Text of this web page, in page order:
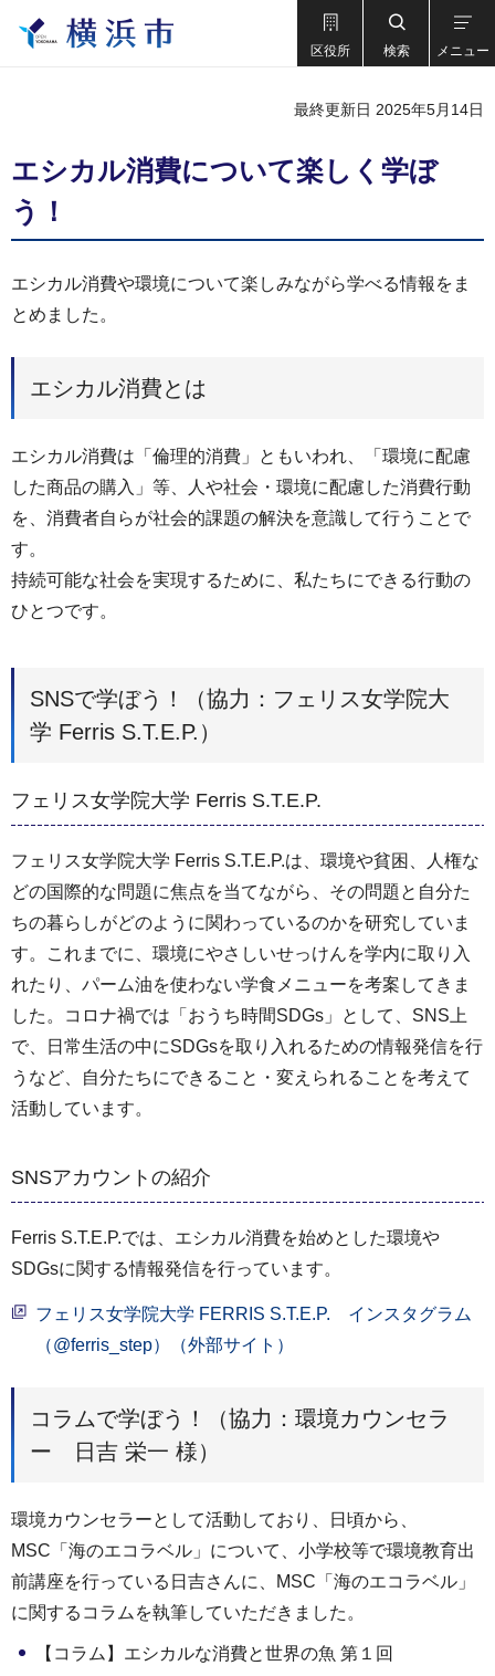
区役所 検索 メニュー
最終更新日 2025年5月14日
エシカル消費について楽しく学ぼ
う！
エシカル消費や環境について楽しみながら学べる情報をま
とめました。
エシカル消費とは
エシカル消費は「倫理的消費」ともいわれ、「環境に配慮
した商品の購入」等、人や社会・環境に配慮した消費行動
を、消費者自らが社会的課題の解決を意識して行うことで
す。
持続可能な社会を実現するために、私たちにできる行動の
ひとつです。
SNSで学ぼう！（協力：フェリス女学院大
学 Ferris S.T.E.P.）
フェリス女学院大学 Ferris S.T.E.P.
フェリス女学院大学 Ferris S.T.E.P.は、環境や貧困、人権な
どの国際的な問題に焦点を当てながら、その問題と自分た
ちの暮らしがどのように関わっているのかを研究していま
す。これまでに、環境にやさしいせっけんを学内に取り入
れたり、パーム油を使わない学食メニューを考案してきま
した。コロナ禍では「おうち時間SDGs」として、SNS上
で、日常生活の中にSDGsを取り入れるための情報発信を行
うなど、自分たちにできること・変えられることを考えて
活動しています。
SNSアカウントの紹介
Ferris S.T.E.P.では、エシカル消費を始めとした環境や
SDGsに関する情報発信を行っています。
フェリス女学院大学 FERRIS S.T.E.P. インスタグラム
（@ferris_step）（外部サイト）
コラムで学ぼう！（協力：環境カウンセラ
ー 日吉 栄一 様）
環境カウンセラーとして活動しており、日頃から、
MSC「海のエコラベル」について、小学校等で環境教育出
前講座を行っている日吉さんに、MSC「海のエコラベル」
に関するコラムを執筆していただきました。
【コラム】エシカルな消費と世界の魚 第１回